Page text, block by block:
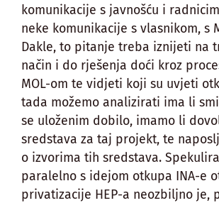
komunikacije s javnošću i
neke komunikacije s vlasnikom, s
Dakle, to pitanje treba iznijeti na
način i do rješenja doći kroz
MOL-om te vidjeti koji su uvjeti
tada možemo analizirati ima li
se uloženim dobilo, imamo li
sredstava za taj projekt, te
o izvorima tih sredstava.
paralelno s idejom otkupa INA-e
privatizacije HEP-a neozbiljno je,